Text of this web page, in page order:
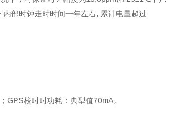
部时钟走时时间一年左右, 累计电量超过
校时时功耗：典型值70mA。